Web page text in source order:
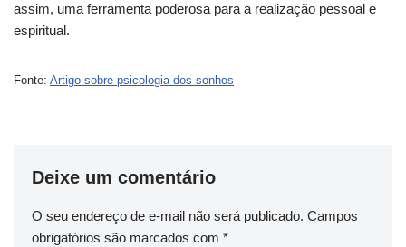
assim, uma ferramenta poderosa para a realização pessoal e
espiritual.
Fonte: Artigo sobre psicologia dos sonhos
Deixe um comentário
O seu endereço de e-mail não será publicado. Campos
obrigatórios são marcados com *